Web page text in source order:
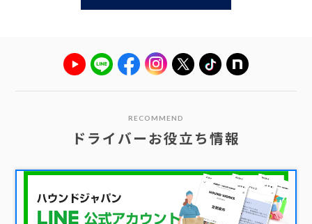
RECOMMEND
ドライバーお役立ち情報